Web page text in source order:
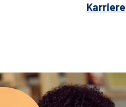
Karriere